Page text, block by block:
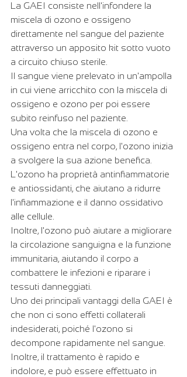
La GAEI consiste nell'infondere la
miscela di ozono e ossigeno
direttamente nel sangue del paziente
attraverso un apposito kit sotto vuoto
a circuito chiuso sterile.
Il sangue viene prelevato in un'ampolla
in cui viene arricchito con la miscela di
ossigeno e ozono per poi essere
subito reinfuso nel paziente.
Una volta che la miscela di ozono e
ossigeno entra nel corpo, l'ozono inizia
a svolgere la sua azione benefica.
L'ozono ha proprietà antinfiammatorie
e antiossidanti, che aiutano a ridurre
l'infiammazione e il danno ossidativo
alle cellule.
Inoltre, l'ozono può aiutare a migliorare
la circolazione sanguigna e la funzione
immunitaria, aiutando il corpo a
combattere le infezioni e riparare i
tessuti danneggiati.
Uno dei principali vantaggi della GAEI è
che non ci sono effetti collaterali
indesiderati, poiché l'ozono si
decompone rapidamente nel sangue.
Inoltre, il trattamento è rapido e
indolore, e può essere effettuato in